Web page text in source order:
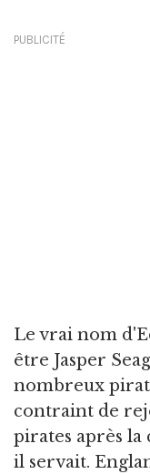
PUBLICITÉ
Le vrai nom
être Jasper
nombreux
contraint de
pirates après
il servait.